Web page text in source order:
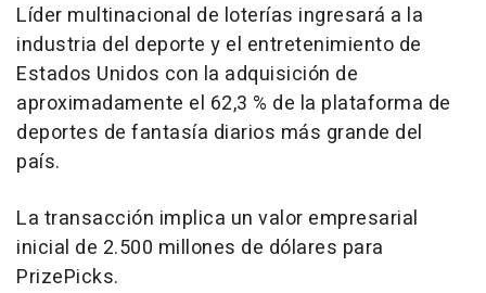
Líder multinacional de loterías ingresará a la
industria del deporte y el entretenimiento de
Estados Unidos con la adquisición de
aproximadamente el 62,3 % de la plataforma de
deportes de fantasía diarios más grande del
país.
La transacción implica un valor empresarial
inicial de 2.500 millones de dólares para
PrizePicks.